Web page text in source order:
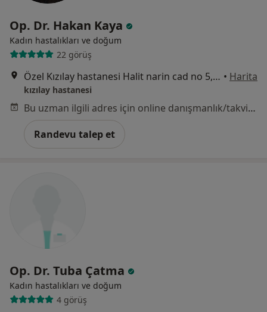
Op. Dr. Hakan Kaya
Kadın hastalıkları ve doğum
22 görüş
Özel Kızılay hastanesi Halit narin cad no 5, Kayseri • Harita
kızılay hastanesi
Bu uzman ilgili adres için online danışmanlık/takvim sunmuyor.
Randevu talep et
Op. Dr. Tuba Çatma
Kadın hastalıkları ve doğum
4 görüş